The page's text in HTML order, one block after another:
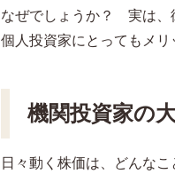
なぜでしょうか？ 実は、
個人投資家にとってもメリ
機関投資家の
日々動く株価は、どんな